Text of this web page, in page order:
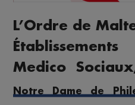
L’Ordre de
Medico
Notre Dame de